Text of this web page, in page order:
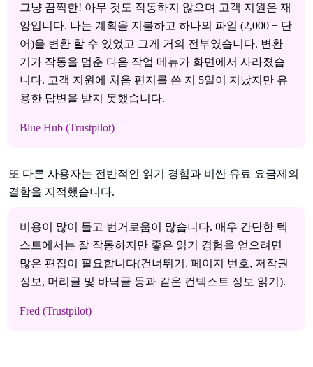
그냥 끔찍한! 아무 것도 작동하지 않으며 고객 지원은 재
앙입니다. 나는 계획을 지불하고 하나의 파일 (2,000 + 단
어)을 변환 할 수 있었고 그게 거의 전부였습니다. 변환
기가 작동을 멈춘 다음 작업 메뉴가 화면에서 사라졌습
니다. 고객 지원에 처음 편지를 쓴 지 5일이 지났지만 유
용한 답변을 받지 못했습니다.
Blue Hub (Trustpilot)
또 다른 사용자는 전반적인 읽기 경험과 비싼 유료 요금제의
결함을 지적했습니다.
비용이 많이 들고 번거로움이 많습니다. 매우 간단한 텍
스트에서는 잘 작동하지만 좋은 읽기 경험을 얻으려면
많은 편집이 필요합니다(건너뛰기, 페이지 번호, 저작권
정보, 머리글 및 바닥글 등과 같은 컨텍스트 정보 읽기).
Fred (Trustpilot)